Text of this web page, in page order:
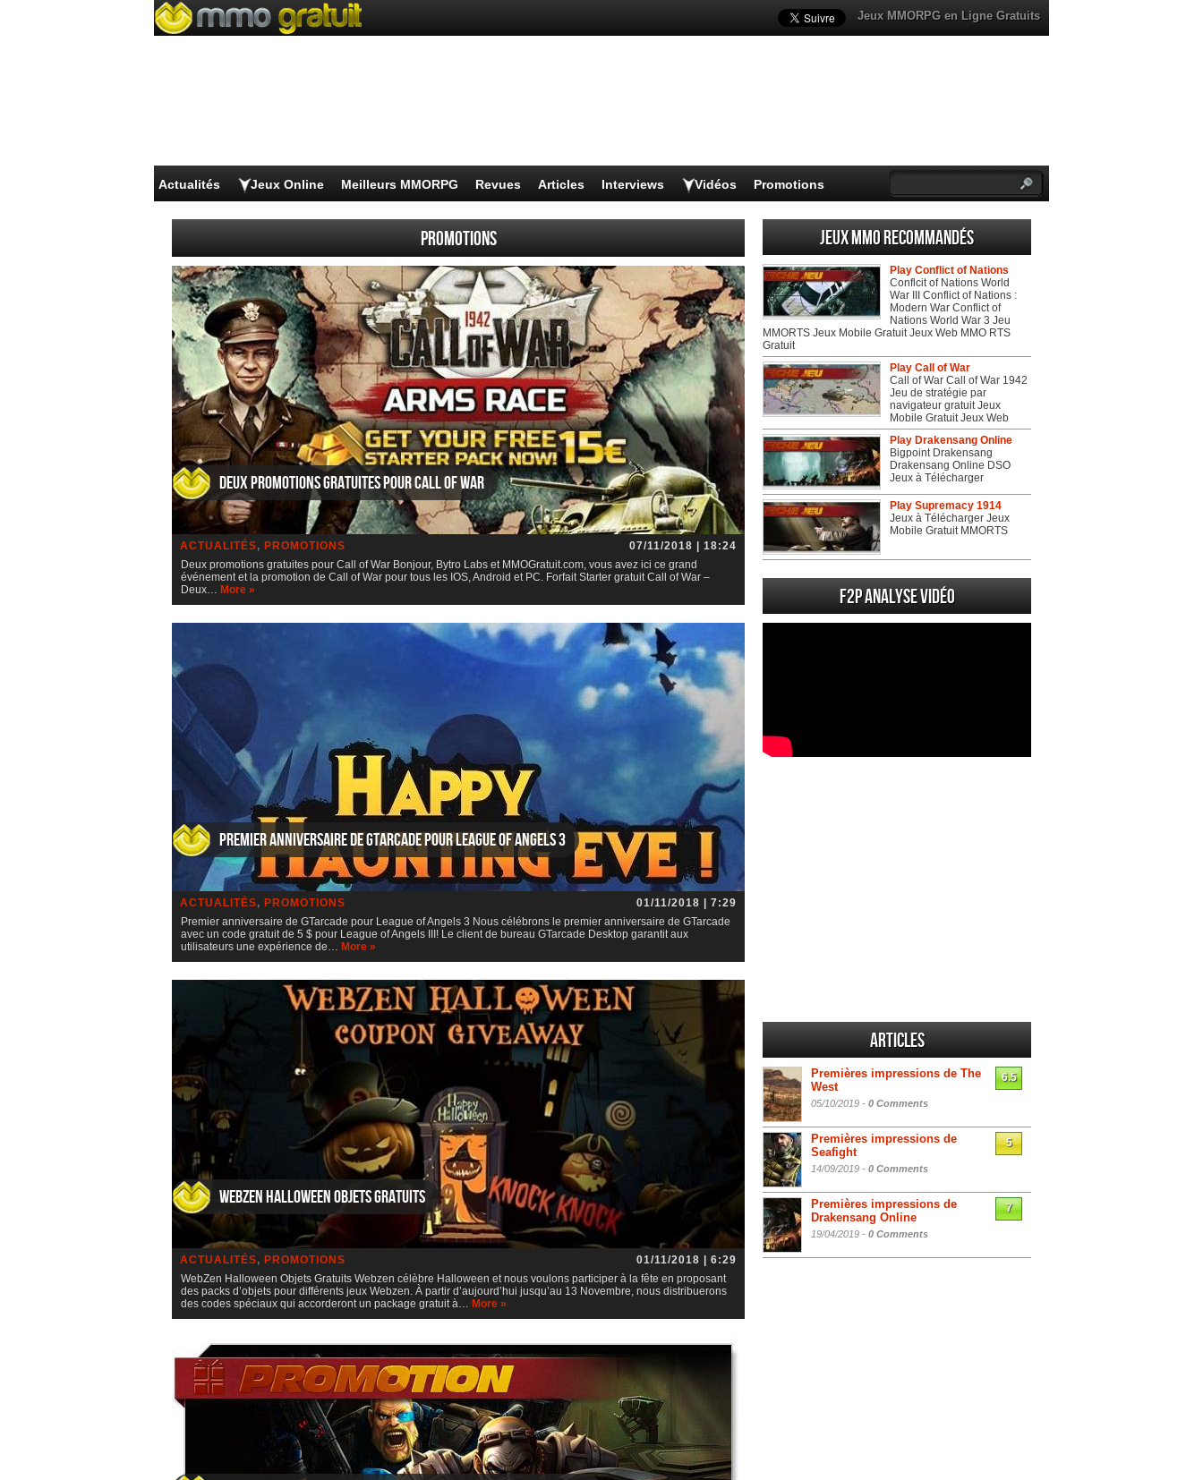
Jeux MMORPG en Ligne Gratuits
Actualités Jeux Online Meilleurs MMORPG Revues Articles Interviews Vidéos Promotions
Promotions
Deux promotions gratuites pour Call of War
ACTUALITÉS, PROMOTIONS
07/11/2018 | 18:24
Deux promotions gratuites pour Call of War Bonjour, Bytro Labs et MMOGratuit.com, vous avez ici ce grand
événement et la promotion de Call of War pour tous les IOS, Android et PC. Forfait Starter gratuit Call of War –
Deux… More »
Premier anniversaire de GTarcade pour League of Angels 3
ACTUALITÉS, PROMOTIONS
01/11/2018 | 7:29
Premier anniversaire de GTarcade pour League of Angels 3 Nous célébrons le premier anniversaire de GTarcade
avec un code gratuit de 5 $ pour League of Angels III! Le client de bureau GTarcade Desktop garantit aux
utilisateurs une expérience de… More »
WebZen Halloween Objets Gratuits
ACTUALITÉS, PROMOTIONS
01/11/2018 | 6:29
WebZen Halloween Objets Gratuits Webzen célèbre Halloween et nous voulons participer à la fête en proposant
des packs d’objets pour différents jeux Webzen. À partir d’aujourd’hui jusqu’au 13 Novembre, nous distribuerons
des codes spéciaux qui accorderont un package gratuit à… More »
Jeux MMO recommandés
Play Conflict of Nations
Conflcit of Nations World
War III Conflict of Nations :
Modern War Conflict of
Nations World War 3 Jeu
MMORTS Jeux Mobile Gratuit Jeux Web MMO RTS
Gratuit
Play Call of War
Call of War Call of War 1942
Jeu de stratégie par
navigateur gratuit Jeux
Mobile Gratuit Jeux Web
Play Drakensang Online
Bigpoint Drakensang
Drakensang Online DSO
Jeux à Télécharger
Play Supremacy 1914
Jeux à Télécharger Jeux
Mobile Gratuit MMORTS
F2P Analyse vidéo
Articles
Premières impressions de The
West
05/10/2019 - 0 Comments
6.5
Premières impressions de
Seafight
14/09/2019 - 0 Comments
5
Premières impressions de
Drakensang Online
19/04/2019 - 0 Comments
7